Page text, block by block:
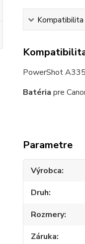
Kompatibilita
PowerShot
Batéria pre
Parametre
Výrobca
Druh
Rozmery
Záruka